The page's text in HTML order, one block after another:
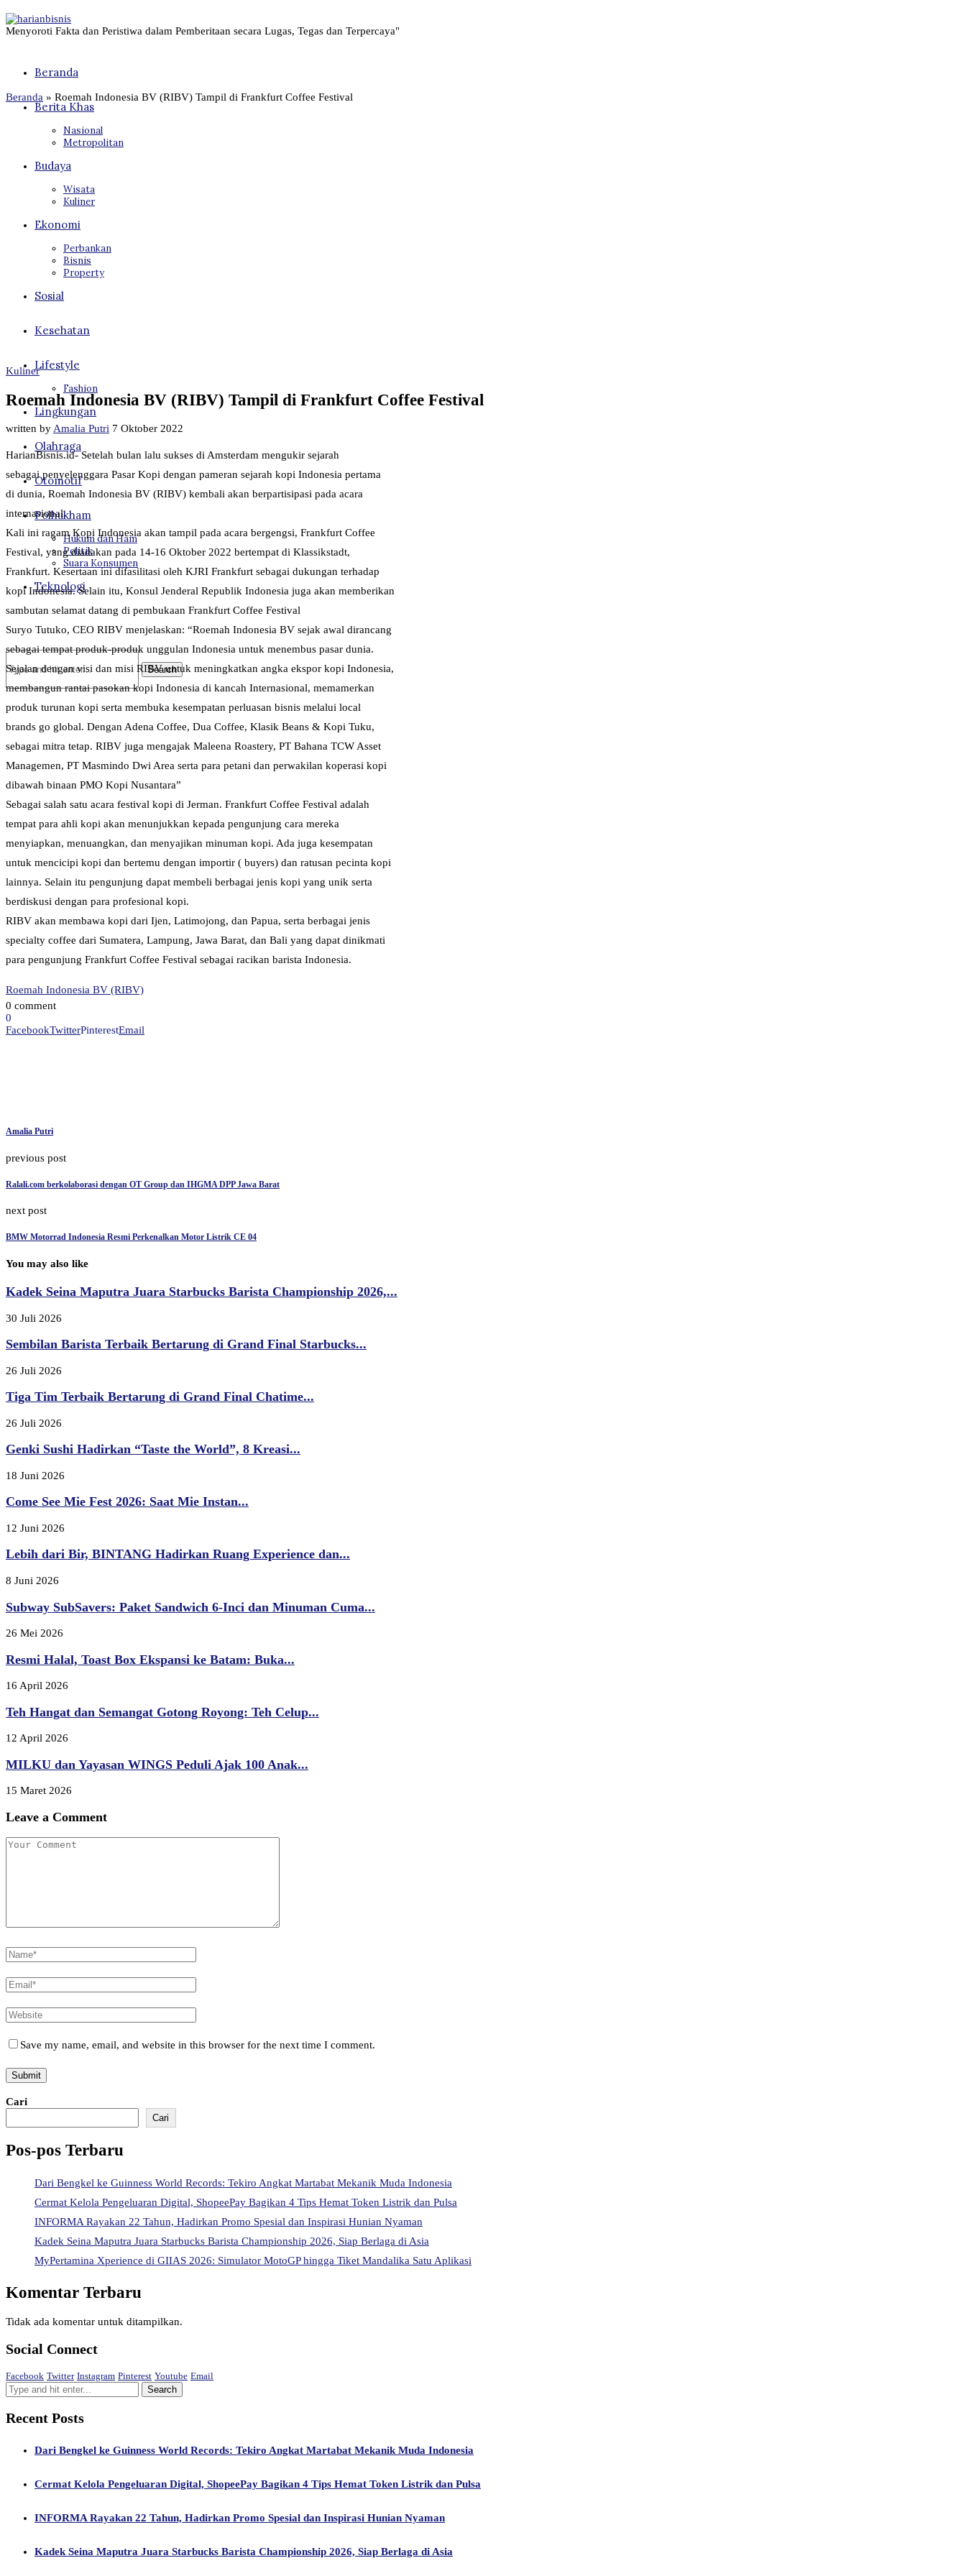
Menyoroti Fakta dan Peristiwa dalam Pemberitaan secara Lugas, Tegas dan Terpercaya"
Beranda
Berita Khas
Nasional
Metropolitan
Budaya
Wisata
Kuliner
Ekonomi
Perbankan
Bisnis
Property
Sosial
Kesehatan
Lifestyle
Fashion
Lingkungan
Olahraga
Otomotif
Polhukham
Hukum dan Ham
Politik
Suara Konsumen
Teknologi
Beranda » Roemah Indonesia BV (RIBV) Tampil di Frankfurt Coffee Festival
Kuliner
Roemah Indonesia BV (RIBV) Tampil di Frankfurt Coffee Festival
written byAmalia Putri 7 Oktober 2022
HarianBisnis.id- Setelah bulan lalu sukses di Amsterdam mengukir sejarah
sebagai penyelenggara Pasar Kopi dengan pameran sejarah kopi Indonesia pertama
di dunia, Roemah Indonesia BV (RIBV) kembali akan berpartisipasi pada acara
internasional.
Kali ini ragam Kopi Indonesia akan tampil pada acara bergengsi, Frankfurt Coffee
Festival, yang diadakan pada 14-16 Oktober 2022 bertempat di Klassikstadt,
Frankfurt. Kesertaan ini difasilitasi oleh KJRI Frankfurt sebagai dukungan terhadap
kopi Indonesia. Selain itu, Konsul Jenderal Republik Indonesia juga akan memberikan
sambutan selamat datang di pembukaan Frankfurt Coffee Festival
Suryo Tutuko, CEO RIBV menjelaskan: “Roemah Indonesia BV sejak awal dirancang
sebagai tempat produk-produk unggulan Indonesia untuk menembus pasar dunia.
Sejalan dengan visi dan misi RIBV untuk meningkatkan angka ekspor kopi Indonesia,
membangun rantai pasokan kopi Indonesia di kancah Internasional, memamerkan
produk turunan kopi serta membuka kesempatan perluasan bisnis melalui local
brands go global. Dengan Adena Coffee, Dua Coffee, Klasik Beans & Kopi Tuku,
sebagai mitra tetap. RIBV juga mengajak Maleena Roastery, PT Bahana TCW Asset
Managemen, PT Masmindo Dwi Area serta para petani dan perwakilan koperasi kopi
dibawah binaan PMO Kopi Nusantara”
Sebagai salah satu acara festival kopi di Jerman. Frankfurt Coffee Festival adalah
tempat para ahli kopi akan menunjukkan kepada pengunjung cara mereka
menyiapkan, menuangkan, dan menyajikan minuman kopi. Ada juga kesempatan
untuk mencicipi kopi dan bertemu dengan importir ( buyers) dan ratusan pecinta kopi
lainnya. Selain itu pengunjung dapat membeli berbagai jenis kopi yang unik serta
berdiskusi dengan para profesional kopi.
RIBV akan membawa kopi dari Ijen, Latimojong, dan Papua, serta berbagai jenis
specialty coffee dari Sumatera, Lampung, Jawa Barat, dan Bali yang dapat dinikmati
para pengunjung Frankfurt Coffee Festival sebagai racikan barista Indonesia.
Roemah Indonesia BV (RIBV)
0 comment
0
FacebookTwitterPinterestEmail
Amalia Putri
previous post
Ralali.com berkolaborasi dengan OT Group dan IHGMA DPP Jawa Barat
next post
BMW Motorrad Indonesia Resmi Perkenalkan Motor Listrik CE 04
You may also like
Kadek Seina Maputra Juara Starbucks Barista Championship 2026,...
30 Juli 2026
Sembilan Barista Terbaik Bertarung di Grand Final Starbucks...
26 Juli 2026
Tiga Tim Terbaik Bertarung di Grand Final Chatime...
26 Juli 2026
Genki Sushi Hadirkan “Taste the World”, 8 Kreasi...
18 Juni 2026
Come See Mie Fest 2026: Saat Mie Instan...
12 Juni 2026
Lebih dari Bir, BINTANG Hadirkan Ruang Experience dan...
8 Juni 2026
Subway SubSavers: Paket Sandwich 6-Inci dan Minuman Cuma...
26 Mei 2026
Resmi Halal, Toast Box Ekspansi ke Batam: Buka...
16 April 2026
Teh Hangat dan Semangat Gotong Royong: Teh Celup...
12 April 2026
MILKU dan Yayasan WINGS Peduli Ajak 100 Anak...
15 Maret 2026
Leave a Comment
Save my name, email, and website in this browser for the next time I comment.
Cari
Cari
Pos-pos Terbaru
Dari Bengkel ke Guinness World Records: Tekiro Angkat Martabat Mekanik Muda Indonesia
Cermat Kelola Pengeluaran Digital, ShopeePay Bagikan 4 Tips Hemat Token Listrik dan Pulsa
INFORMA Rayakan 22 Tahun, Hadirkan Promo Spesial dan Inspirasi Hunian Nyaman
Kadek Seina Maputra Juara Starbucks Barista Championship 2026, Siap Berlaga di Asia
MyPertamina Xperience di GIIAS 2026: Simulator MotoGP hingga Tiket Mandalika Satu Aplikasi
Komentar Terbaru
Tidak ada komentar untuk ditampilkan.
Social Connect
Facebook Twitter Instagram Pinterest Youtube Email
Recent Posts
Dari Bengkel ke Guinness World Records: Tekiro Angkat Martabat Mekanik Muda Indonesia
Cermat Kelola Pengeluaran Digital, ShopeePay Bagikan 4 Tips Hemat Token Listrik dan Pulsa
INFORMA Rayakan 22 Tahun, Hadirkan Promo Spesial dan Inspirasi Hunian Nyaman
Kadek Seina Maputra Juara Starbucks Barista Championship 2026, Siap Berlaga di Asia